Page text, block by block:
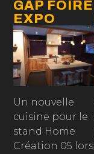
GAP FOIRE
EXPO
Un nouvelle
cuisine pour le
stand Home
Création 05 lors